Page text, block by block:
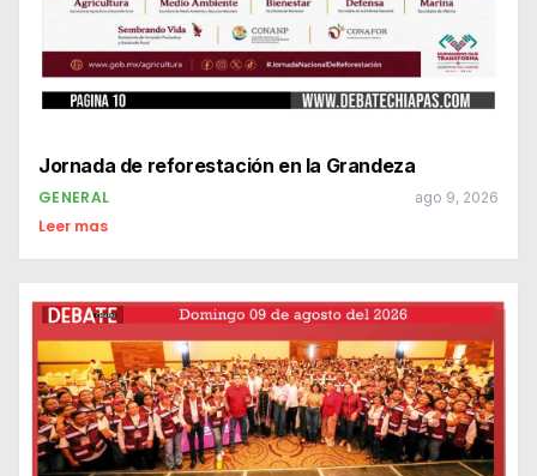
Jornada de reforestación en la Grandeza
GENERAL ago 9, 2026
Leer mas